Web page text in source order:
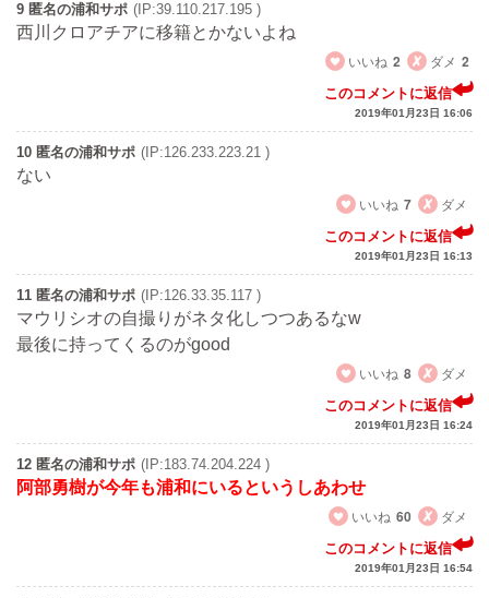
9 匿名の浦和サポ (IP:39.110.217.195 )
西川クロアチアに移籍とかないよね
いいね 2 ダメ 2
このコメントに返信
2019年01月23日 16:06
10 匿名の浦和サポ (IP:126.233.223.21 )
ない
いいね 7 ダメ
このコメントに返信
2019年01月23日 16:13
11 匿名の浦和サポ (IP:126.33.35.117 )
マウリシオの自撮りがネタ化しつつあるなw
最後に持ってくるのがgood
いいね 8 ダメ
このコメントに返信
2019年01月23日 16:24
12 匿名の浦和サポ (IP:183.74.204.224 )
阿部勇樹が今年も浦和にいるというしあわせ
いいね 60 ダメ
このコメントに返信
2019年01月23日 16:54